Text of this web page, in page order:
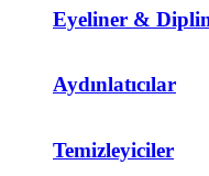
Eyeliner &
Aydınlatıcılar
Temizleyiciler